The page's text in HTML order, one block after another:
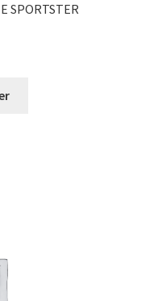
SPORTSTER